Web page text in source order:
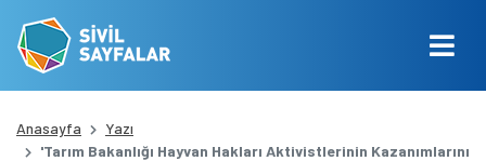
Anasayfa
Yazı
'Tarım Bakanlığı Hayvan Hakları Aktivistlerinin Kazanımlarını